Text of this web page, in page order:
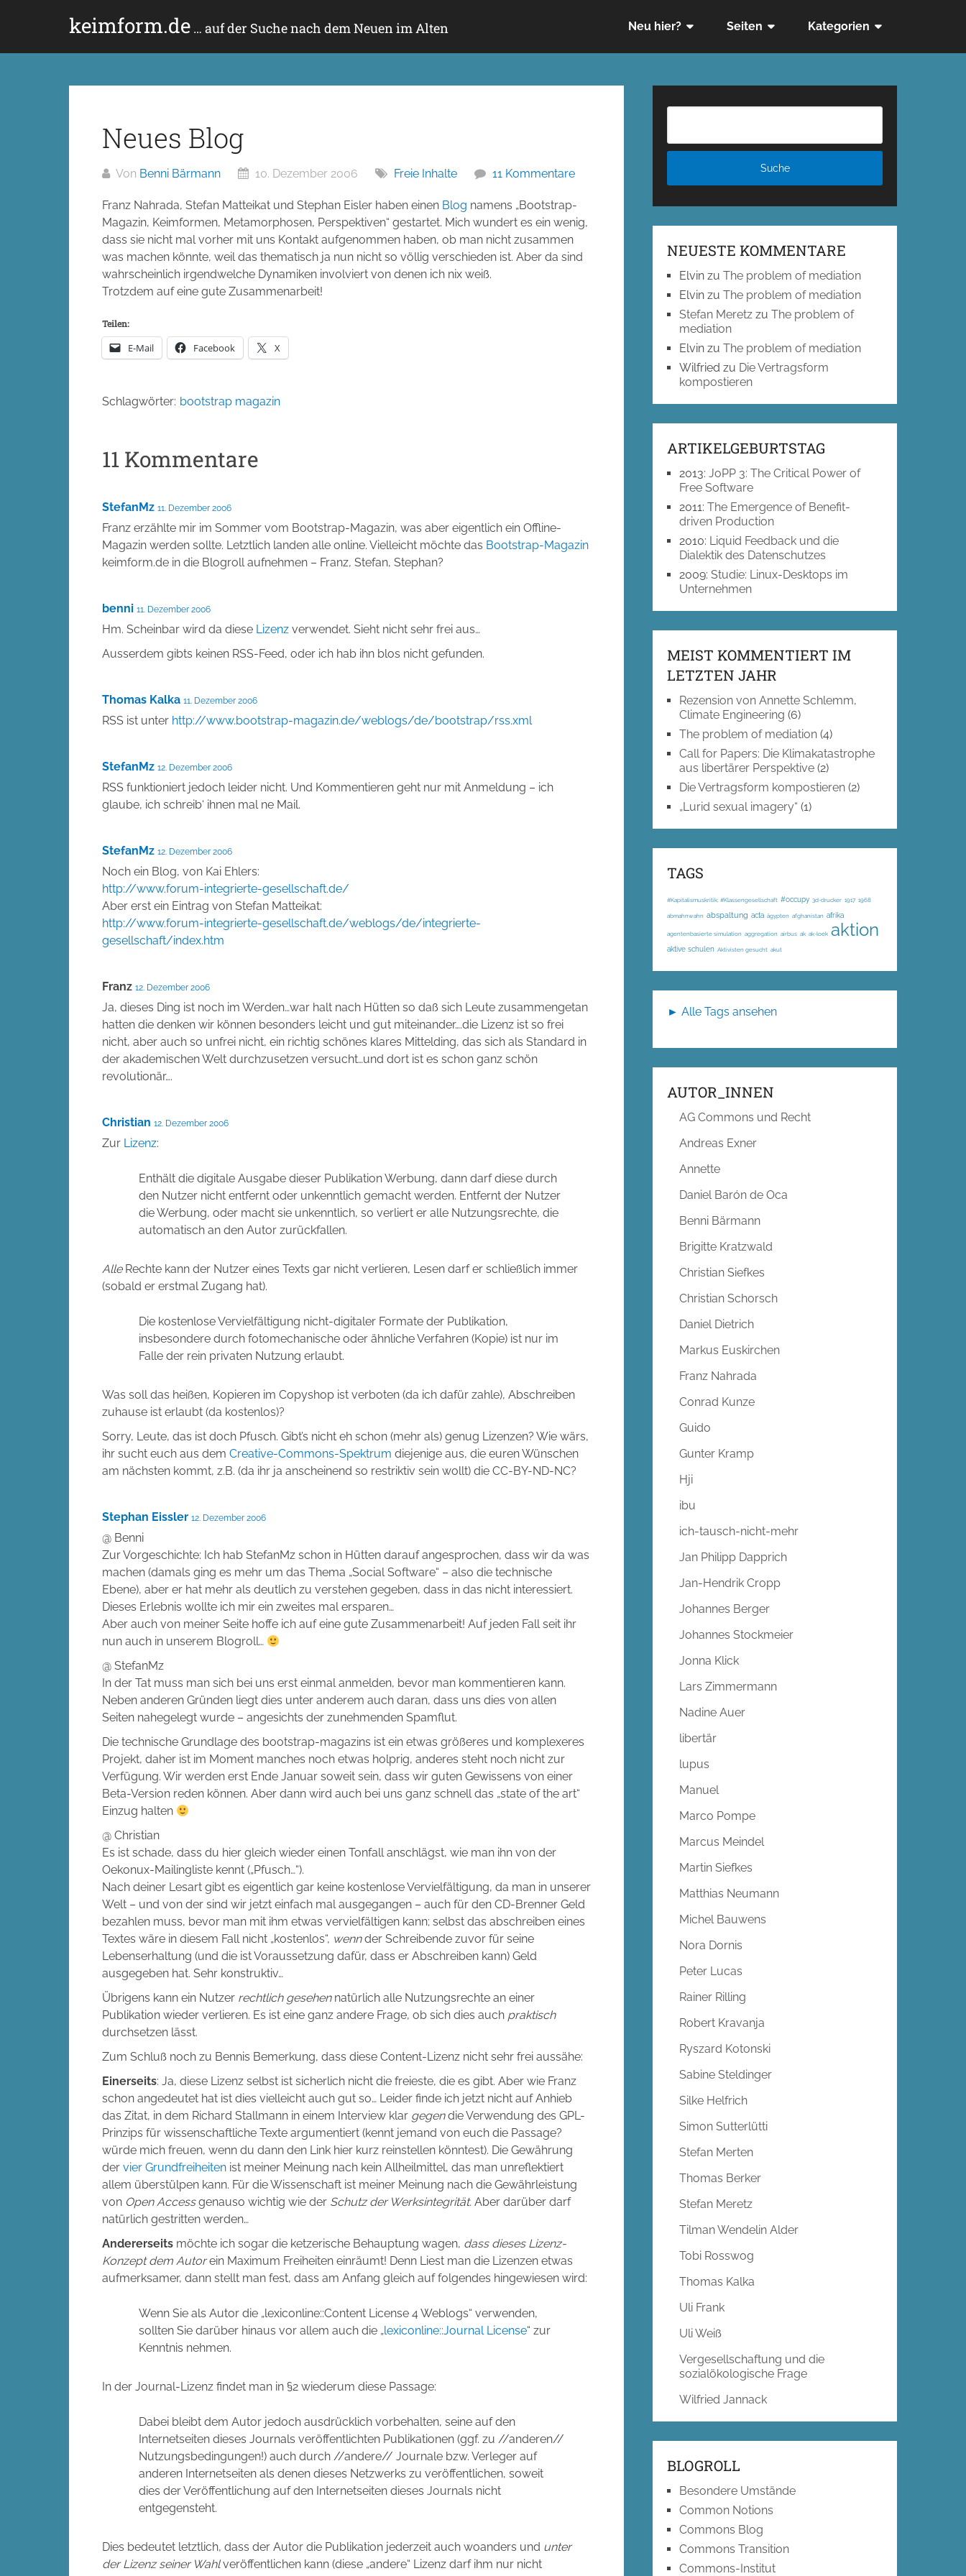
keimform.de … auf der Suche nach dem Neuen im Alten Neu hier? Seiten Kategorien
Neues Blog
Von Benni Bärmann 10. Dezember 2006 Freie Inhalte 11 Kommentare
Franz Nahrada, Stefan Matteikat und Stephan Eisler haben einen Blog namens „Bootstrap-
Magazin, Keimformen, Metamorphosen, Perspektiven“ gestartet. Mich wundert es ein wenig,
dass sie nicht mal vorher mit uns Kontakt aufgenommen haben, ob man nicht zusammen
was machen könnte, weil das thematisch ja nun nicht so völlig verschieden ist. Aber da sind
wahrscheinlich irgendwelche Dynamiken involviert von denen ich nix weiß.
Trotzdem auf eine gute Zusammenarbeit!
Teilen:
E-Mail Facebook X
Schlagwörter: bootstrap magazin
11 Kommentare
StefanMz 11. Dezember 2006
Franz erzählte mir im Sommer vom Bootstrap-Magazin, was aber eigentlich ein Offline-
Magazin werden sollte. Letztlich landen alle online. Vielleicht möchte das Bootstrap-Magazin
keimform.de in die Blogroll aufnehmen – Franz, Stefan, Stephan?
benni 11. Dezember 2006
Hm. Scheinbar wird da diese Lizenz verwendet. Sieht nicht sehr frei aus…
Ausserdem gibts keinen RSS-Feed, oder ich hab ihn blos nicht gefunden.
Thomas Kalka 11. Dezember 2006
RSS ist unter http://www.bootstrap-magazin.de/weblogs/de/bootstrap/rss.xml
StefanMz 12. Dezember 2006
RSS funktioniert jedoch leider nicht. Und Kommentieren geht nur mit Anmeldung – ich
glaube, ich schreib‘ ihnen mal ne Mail.
StefanMz 12. Dezember 2006
Noch ein Blog, von Kai Ehlers:
http://www.forum-integrierte-gesellschaft.de/
Aber erst ein Eintrag von Stefan Matteikat:
http://www.forum-integrierte-gesellschaft.de/weblogs/de/integrierte-
gesellschaft/index.htm
Franz 12. Dezember 2006
Ja, dieses Ding ist noch im Werden…war halt nach Hütten so daß sich Leute zusammengetan
hatten die denken wir können besonders leicht und gut miteinander….die Lizenz ist so frei
nicht, aber auch so unfrei nicht, ein richtig schönes klares Mittelding, das sich als Standard in
der akademischen Welt durchzusetzen versucht…und dort ist es schon ganz schön
revolutionär….
Christian 12. Dezember 2006
Zur Lizenz:
Enthält die digitale Ausgabe dieser Publikation Werbung, dann darf diese durch
den Nutzer nicht entfernt oder unkenntlich gemacht werden. Entfernt der Nutzer
die Werbung, oder macht sie unkenntlich, so verliert er alle Nutzungsrechte, die
automatisch an den Autor zurückfallen.
AlleRechte kann der Nutzer eines Texts gar nicht verlieren, Lesen darf er schließlich immer
(sobald er erstmal Zugang hat).
Die kostenlose Vervielfältigung nicht-digitaler Formate der Publikation,
insbesondere durch fotomechanische oder ähnliche Verfahren (Kopie) ist nur im
Falle der rein privaten Nutzung erlaubt.
Was soll das heißen, Kopieren im Copyshop ist verboten (da ich dafür zahle), Abschreiben
zuhause ist erlaubt (da kostenlos)?
Sorry, Leute, das ist doch Pfusch. Gibt’s nicht eh schon (mehr als) genug Lizenzen? Wie wärs,
ihr sucht euch aus dem Creative-Commons-Spektrum diejenige aus, die euren Wünschen
am nächsten kommt, z.B. (da ihr ja anscheinend so restriktiv sein wollt) die CC-BY-ND-NC?
Stephan Eissler 12. Dezember 2006
@ Benni
Zur Vorgeschichte: Ich hab StefanMz schon in Hütten darauf angesprochen, dass wir da was
machen (damals ging es mehr um das Thema „Social Software“ – also die technische
Ebene), aber er hat mehr als deutlich zu verstehen gegeben, dass in das nicht interessiert.
Dieses Erlebnis wollte ich mir ein zweites mal ersparen…
Aber auch von meiner Seite hoffe ich auf eine gute Zusammenarbeit! Auf jeden Fall seit ihr
nun auch in unserem Blogroll…
@ StefanMz
In der Tat muss man sich bei uns erst einmal anmelden, bevor man kommentieren kann.
Neben anderen Gründen liegt dies unter anderem auch daran, dass uns dies von allen
Seiten nahegelegt wurde – angesichts der zunehmenden Spamflut.
Die technische Grundlage des bootstrap-magazins ist ein etwas größeres und komplexeres
Projekt, daher ist im Moment manches noch etwas holprig, anderes steht noch nicht zur
Verfügung. Wir werden erst Ende Januar soweit sein, dass wir guten Gewissens von einer
Beta-Version reden können. Aber dann wird auch bei uns ganz schnell das „state of the art“
Einzug halten
@ Christian
Es ist schade, dass du hier gleich wieder einen Tonfall anschlägst, wie man ihn von der
Oekonux-Mailingliste kennt („Pfusch…“).
Nach deiner Lesart gibt es eigentlich gar keine kostenlose Vervielfältigung, da man in unserer
Welt – und von der sind wir jetzt einfach mal ausgegangen – auch für den CD-Brenner Geld
bezahlen muss, bevor man mit ihm etwas vervielfältigen kann; selbst das abschreiben eines
Textes wäre in diesem Fall nicht „kostenlos“, wennder Schreibende zuvor für seine
Lebenserhaltung (und die ist Voraussetzung dafür, dass er Abschreiben kann) Geld
ausgegeben hat. Sehr konstruktiv…
Übrigens kann ein Nutzer rechtlich gesehennatürlich alle Nutzungsrechte an einer
Publikation wieder verlieren. Es ist eine ganz andere Frage, ob sich dies auch praktisch
durchsetzen lässt.
Zum Schluß noch zu Bennis Bemerkung, dass diese Content-Lizenz nicht sehr frei aussähe:
Einerseits: Ja, diese Lizenz selbst ist sicherlich nicht die freieste, die es gibt. Aber wie Franz
schon angedeutet hat ist dies vielleicht auch gut so… Leider finde ich jetzt nicht auf Anhieb
das Zitat, in dem Richard Stallmann in einem Interview klar gegendie Verwendung des GPL-
Prinzips für wissenschaftliche Texte argumentiert (kennt jemand von euch die Passage?
würde mich freuen, wenn du dann den Link hier kurz reinstellen könntest). Die Gewährung
der vier Grundfreiheiten ist meiner Meinung nach kein Allheilmittel, das man unreflektiert
allem überstülpen kann. Für die Wissenschaft ist meiner Meinung nach die Gewährleistung
von Open Accessgenauso wichtig wie der Schutz der Werksintegrität. Aber darüber darf
natürlich gestritten werden…
Andererseits möchte ich sogar die ketzerische Behauptung wagen, dass dieses Lizenz-
Konzeptdem Autorein Maximum Freiheiten einräumt! Denn Liest man die Lizenzen etwas
aufmerksamer, dann stellt man fest, dass am Anfang gleich auf folgendes hingewiesen wird:
Wenn Sie als Autor die „lexiconline::Content License 4 Weblogs“ verwenden,
sollten Sie darüber hinaus vor allem auch die „lexiconline::Journal License“ zur
Kenntnis nehmen.
In der Journal-Lizenz findet man in §2 wiederum diese Passage:
Dabei bleibt dem Autor jedoch ausdrücklich vorbehalten, seine auf den
Internetseiten dieses Journals veröffentlichten Publikationen (ggf. zu //anderen//
Nutzungsbedingungen!) auch durch //andere// Journale bzw. Verleger auf
anderen Internetseiten als denen dieses Netzwerks zu veröffentlichen, soweit
dies der Veröffentlichung auf den Internetseiten dieses Journals nicht
entgegensteht.
Dies bedeutet letztlich, dass der Autor die Publikation jederzeit auch woanders und unter
der Lizenz seiner Wahlveröffentlichen kann (diese „andere“ Lizenz darf ihm nur nicht
NEUESTE KOMMENTARE
Elvin zuThe problem of mediation
Elvin zuThe problem of mediation
Stefan Meretz zuThe problem of
mediation
Elvin zuThe problem of mediation
Wilfried zu Die Vertragsform
kompostieren
ARTIKELGEBURTSTAG
2013:JoPP 3: The Critical Power of
Free Software
2011:The Emergence of Benefit-
driven Production
2010: Liquid Feedback und die
Dialektik des Datenschutzes
2009:Studie: Linux-Desktops im
Unternehmen
MEIST KOMMENTIERT IM
LETZTEN JAHR
Rezension von Annette Schlemm,
Climate Engineering (6)
The problem of mediation (4)
Call for Papers: Die Klimakatastrophe
aus libertärer Perspektive (2)
Die Vertragsform kompostieren (2)
„Lurid sexual imagery“ (1)
TAGS
#Kapitalismuskritik; #Klassengesellschaft #occupy 3d-drucker 1917 1968
abmahnwahn abspaltung acta ägypten afghanistan afrika
agentenbasierte simulation aggregation airbus ak ak-loek aktion
aktive schulen Aktivisten gesucht akut
► Alle Tags ansehen
AUTOR_INNEN
AG Commons und Recht
Andreas Exner
Annette
Daniel Barón de Oca
Benni Bärmann
Brigitte Kratzwald
Christian Siefkes
Christian Schorsch
Daniel Dietrich
Markus Euskirchen
Franz Nahrada
Conrad Kunze
Guido
Gunter Kramp
Hji
ibu
ich-tausch-nicht-mehr
Jan Philipp Dapprich
Jan-Hendrik Cropp
Johannes Berger
Johannes Stockmeier
Jonna Klick
Lars Zimmermann
Nadine Auer
libertär
lupus
Manuel
Marco Pompe
Marcus Meindel
Martin Siefkes
Matthias Neumann
Michel Bauwens
Nora Dornis
Peter Lucas
Rainer Rilling
Robert Kravanja
Ryszard Kotonski
Sabine Steldinger
Silke Helfrich
Simon Sutterlütti
Stefan Merten
Thomas Berker
Stefan Meretz
Tilman Wendelin Alder
Tobi Rosswog
Thomas Kalka
Uli Frank
Uli Weiß
Vergesellschaftung und die
sozialökologische Frage
Wilfried Jannack
BLOGROLL
Besondere Umstände
Common Notions
Commons Blog
Commons Transition
Commons-Institut